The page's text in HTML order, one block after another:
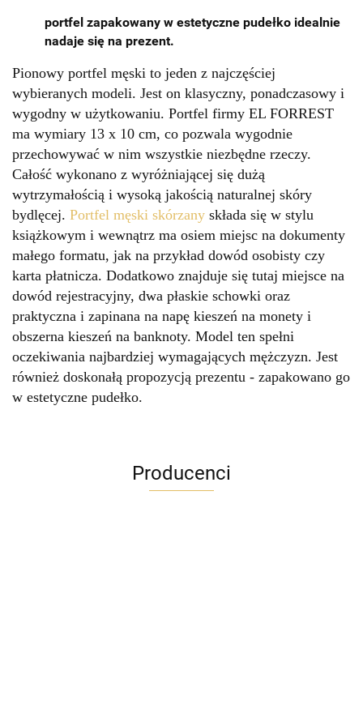
portfel zapakowany w estetyczne pudełko idealnie
nadaje się na prezent.
Pionowy portfel męski to jeden z najczęściej
wybieranych modeli. Jest on klasyczny, ponadczasowy i
wygodny w użytkowaniu. Portfel firmy EL FORREST
ma wymiary 13 x 10 cm, co pozwala wygodnie
przechowywać w nim wszystkie niezbędne rzeczy.
Całość wykonano z wyróżniającej się dużą
wytrzymałością i wysoką jakością naturalnej skóry
bydlęcej. Portfel męski skórzany składa się w stylu
książkowym i wewnątrz ma osiem miejsc na dokumenty
małego formatu, jak na przykład dowód osobisty czy
karta płatnicza. Dodatkowo znajduje się tutaj miejsce na
dowód rejestracyjny, dwa płaskie schowki oraz
praktyczna i zapinana na napę kieszeń na monety i
obszerna kieszeń na banknoty. Model ten spełni
oczekiwania najbardziej wymagających mężczyzn. Jest
również doskonałą propozycją prezentu - zapakowano go
w estetyczne pudełko.
Producenci